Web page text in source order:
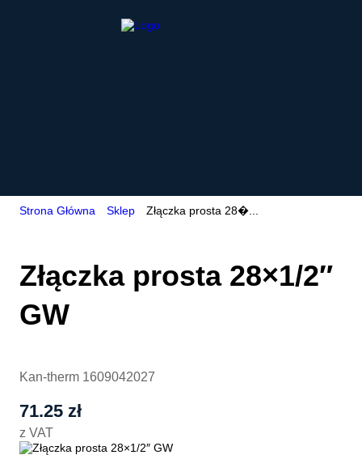
Strona Główna Sklep Złączka prosta 28�...
Złączka prosta 28×1/2″
GW
Kan-therm 1609042027
71.25 zł
z VAT